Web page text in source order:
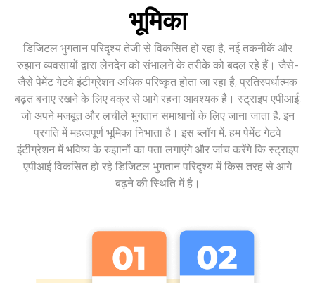
भूमिका
डिजिटल भुगतान परिदृश्य तेजी से विकसित हो रहा है, नई तकनीकें और
रुझान व्यवसायों द्वारा लेनदेन को संभालने के तरीके को बदल रहे हैं। जैसे-
जैसे पेमेंट गेटवे इंटीग्रेशन अधिक परिष्कृत होता जा रहा है, प्रतिस्पर्धात्मक
बढ़त बनाए रखने के लिए वक्र से आगे रहना आवश्यक है। स्ट्राइप एपीआई,
जो अपने मजबूत और लचीले भुगतान समाधानों के लिए जाना जाता है, इन
प्रगति में महत्वपूर्ण भूमिका निभाता है। इस ब्लॉग में, हम पेमेंट गेटवे
इंटीग्रेशन में भविष्य के रुझानों का पता लगाएंगे और जांच करेंगे कि स्ट्राइप
एपीआई विकसित हो रहे डिजिटल भुगतान परिदृश्य में किस तरह से आगे
बढ़ने की स्थिति में है।